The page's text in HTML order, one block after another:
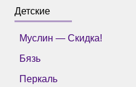
Детские
Муслин — Скидка!
Бязь
Перкаль